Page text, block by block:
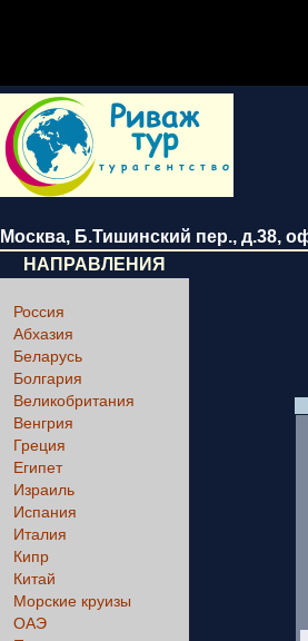
Москва, Б.Тишинский пер., д.38,
НАПРАВЛЕНИЯ
Россия
Абхазия
Беларусь
Болгария
Великобритания
Венгрия
Греция
Египет
Израиль
Испания
Италия
Кипр
Китай
Морские круизы
ОАЭ